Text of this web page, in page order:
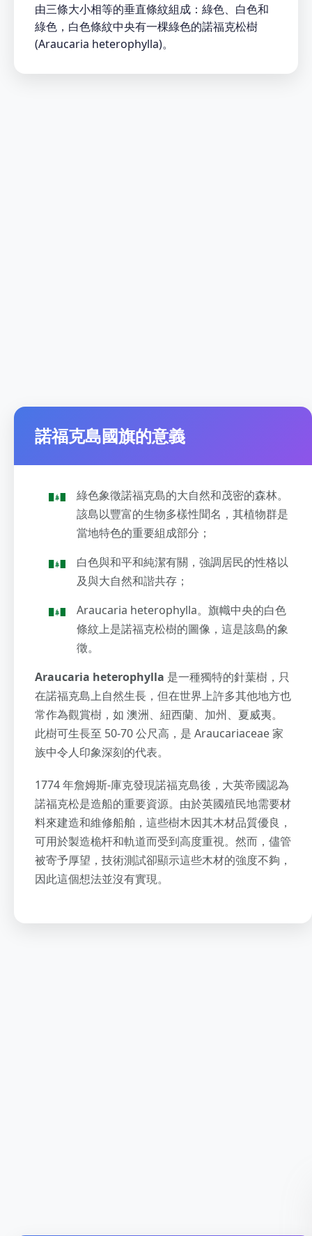
由三條大小相等的垂直條紋組成：綠色、白色和
綠色，白色條紋中央有一棵綠色的諾福克松樹
(Araucaria heterophylla)。
諾福克島國旗的意義
綠色象徵諾福克島的大自然和茂密的森林。
該島以豐富的生物多樣性聞名，其植物群是
當地特色的重要組成部分；
白色與和平和純潔有關，強調居民的性格以
及與大自然和諧共存；
Araucaria heterophylla。旗幟中央的白色
條紋上是諾福克松樹的圖像，這是該島的象
徵。
Araucaria heterophylla 是一種獨特的針葉樹，只
在諾福克島上自然生長，但在世界上許多其他地方也
常作為觀賞樹，如 澳洲、紐西蘭、加州、夏威夷。
此樹可生長至 50-70 公尺高，是 Araucariaceae 家
族中令人印象深刻的代表。
1774 年詹姆斯-庫克發現諾福克島後，大英帝國認為
諾福克松是造船的重要資源。由於英國殖民地需要材
料來建造和維修船舶，這些樹木因其木材品質優良，
可用於製造桅杆和軌道而受到高度重視。然而，儘管
被寄予厚望，技術測試卻顯示這些木材的強度不夠，
因此這個想法並沒有實現。